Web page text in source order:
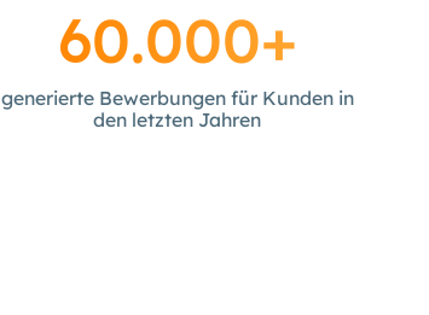
60.000+
generierte Bewerbungen für Kunden in
den letzten Jahren